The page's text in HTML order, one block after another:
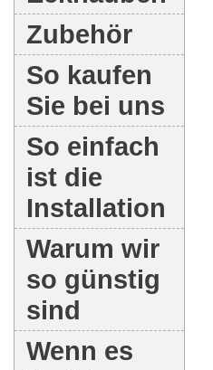
Zubehör
So kaufen
Sie bei uns
So einfach
ist die
Installation
Warum wir
so günstig
sind
Wenn es